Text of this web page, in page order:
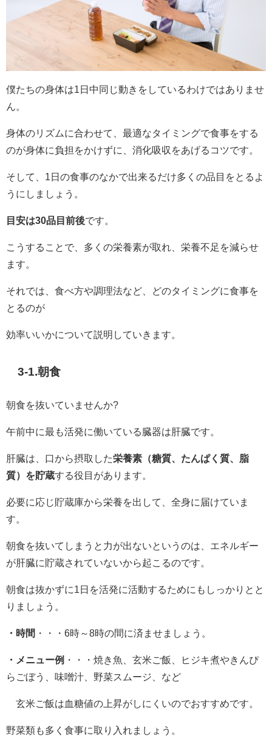
僕たちの身体は1日中同じ動きをしているわけではありませ
ん。
身体のリズムに合わせて、最適なタイミングで食事をする
のが身体に負担をかけずに、消化吸収をあげるコツです。
そして、1日の食事のなかで出来るだけ多くの品目をとるよ
うにしましょう。
目安は30品目前後です。
こうすることで、多くの栄養素が取れ、栄養不足を減らせ
ます。
それでは、食べ方や調理法など、どのタイミングに食事を
とるのが
効率いいかについて説明していきます。
3-1.朝食
朝食を抜いていませんか?
午前中に最も活発に働いている臓器は肝臓です。
肝臓は、口から摂取した栄養素（糖質、たんぱく質、脂
質）を貯蔵する役目があります。
必要に応じ貯蔵庫から栄養を出して、全身に届けていま
す。
朝食を抜いてしまうと力が出ないというのは、エネルギー
が肝臓に貯蔵されていないから起こるのです。
朝食は抜かずに1日を活発に活動するためにもしっかりとと
りましょう。
・時間 ・・・6時～8時の間に済ませましょう。
・メニュー例
・・・焼き魚、玄米ご飯、ヒジキ煮やきんぴ
らごぼう、味噌汁、野菜スムージ、など
玄米ご飯は血糖値の上昇がしにくいのでおすすめです。
野菜類も多く食事に取り入れましょう。